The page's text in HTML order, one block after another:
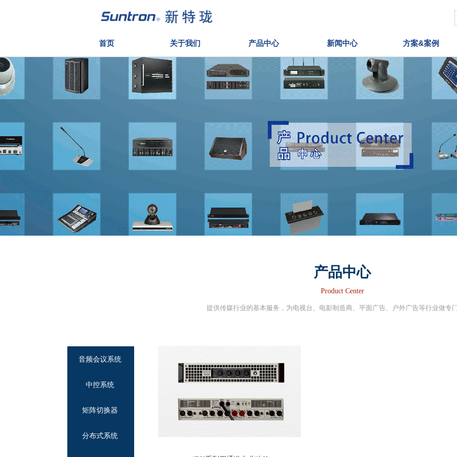
首页 关于我们 产品中心 新闻中心 方案&案例
音频会议系统
中控系统
矩阵切换器
分布式系统
产品中心
Product Center
提供传媒行业的基本服务，为电视台、电影制造商、平面广告、户外广告等行业做专